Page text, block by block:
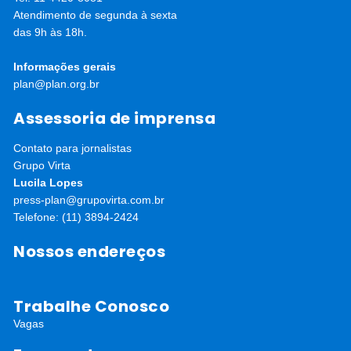
Atendimento de segunda à sexta
das 9h às 18h.
Informações gerais
plan@plan.org.br
Assessoria de imprensa
Contato para jornalistas
Grupo Virta
Lucila Lopes
press-plan@grupovirta.com.br
Telefone: (11) 3894-2424
Nossos endereços
Trabalhe Conosco
Vagas